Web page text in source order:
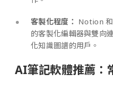
客製化程度： Notion
的客製化編輯器與雙向
化知識圖譜的用戶。
AI筆記軟體推薦：